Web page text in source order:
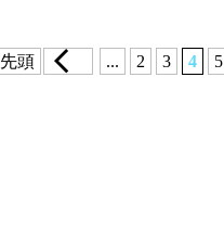
頭 ... 2 3 4 5